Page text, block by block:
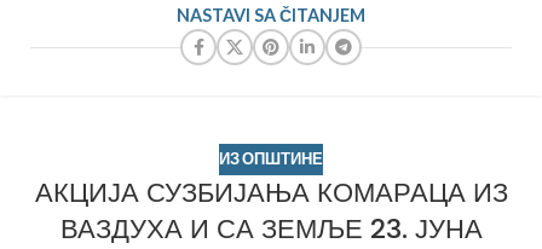
NASTAVI SA ČITANJEM
ИЗ ОПШТИНЕ
АКЦИЈА СУЗБИЈАЊА КОМАРАЦА ИЗ
ВАЗДУХА И СА ЗЕМЉЕ 23. ЈУНА